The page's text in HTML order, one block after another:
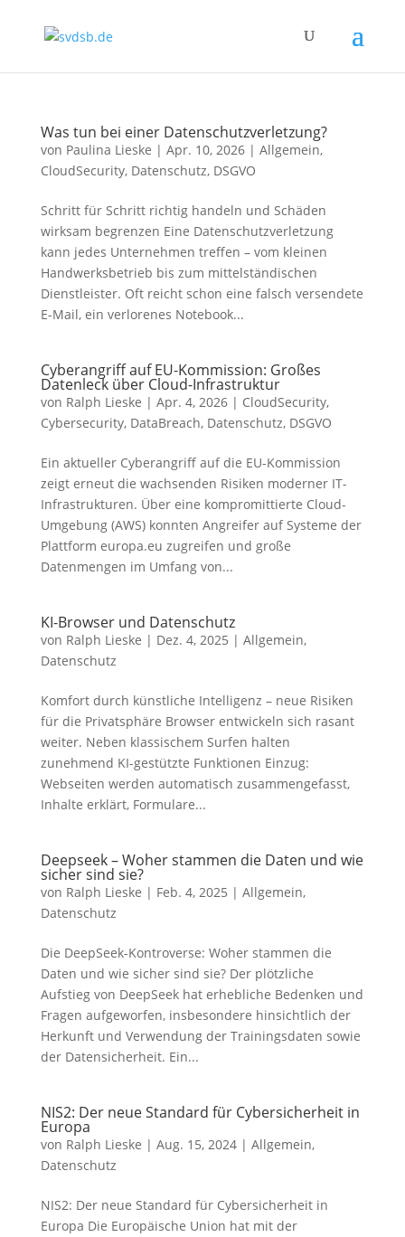
Was tun bei einer Datenschutzverletzung?
von Paulina Lieske | Apr. 10, 2026| Allgemein,
CloudSecurity, Datenschutz, DSGVO
Schritt für Schritt richtig handeln und Schäden
wirksam begrenzen Eine Datenschutzverletzung
kann jedes Unternehmen treffen – vom kleinen
Handwerksbetrieb bis zum mittelständischen
Dienstleister. Oft reicht schon eine falsch versendete
E-Mail, ein verlorenes Notebook...
Cyberangriff auf EU-Kommission: Großes
Datenleck über Cloud-Infrastruktur
von Ralph Lieske | Apr. 4, 2026| CloudSecurity,
Cybersecurity, DataBreach, Datenschutz, DSGVO
Ein aktueller Cyberangriff auf die EU-Kommission
zeigt erneut die wachsenden Risiken moderner IT-
Infrastrukturen. Über eine kompromittierte Cloud-
Umgebung (AWS) konnten Angreifer auf Systeme der
Plattform europa.eu zugreifen und große
Datenmengen im Umfang von...
KI-Browser und Datenschutz
von Ralph Lieske | Dez. 4, 2025 | Allgemein,
Datenschutz
Komfort durch künstliche Intelligenz – neue Risiken
für die Privatsphäre Browser entwickeln sich rasant
weiter. Neben klassischem Surfen halten
zunehmend KI-gestützte Funktionen Einzug:
Webseiten werden automatisch zusammengefasst,
Inhalte erklärt, Formulare...
Deepseek – Woher stammen die Daten und wie
sicher sind sie?
von Ralph Lieske | Feb. 4, 2025 | Allgemein,
Datenschutz
Die DeepSeek-Kontroverse: Woher stammen die
Daten und wie sicher sind sie? Der plötzliche
Aufstieg von DeepSeek hat erhebliche Bedenken und
Fragen aufgeworfen, insbesondere hinsichtlich der
Herkunft und Verwendung der Trainingsdaten sowie
der Datensicherheit. Ein...
NIS2: Der neue Standard für Cybersicherheit in
Europa
von Ralph Lieske | Aug. 15, 2024| Allgemein,
Datenschutz
NIS2: Der neue Standard für Cybersicherheit in
Europa Die Europäische Union hat mit der